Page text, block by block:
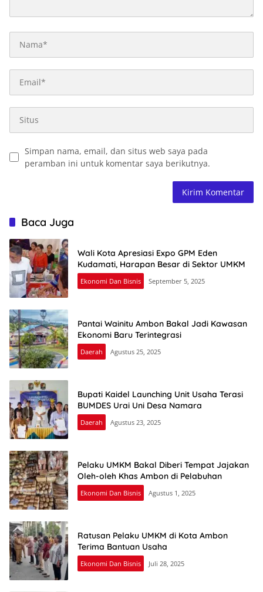
Simpan nama, email, dan situs web saya pada
peramban ini untuk komentar saya berikutnya.
Baca Juga
Wali Kota Apresiasi Expo GPM Eden
Kudamati, Harapan Besar di Sektor UMKM
Ekonomi Dan Bisnis September 5, 2025
Pantai Wainitu Ambon Bakal Jadi Kawasan
Ekonomi Baru Terintegrasi
Daerah Agustus 25, 2025
Bupati Kaidel Launching Unit Usaha Terasi
BUMDES Urai Uni Desa Namara
Daerah Agustus 23, 2025
Pelaku UMKM Bakal Diberi Tempat Jajakan
Oleh-oleh Khas Ambon di Pelabuhan
Ekonomi Dan Bisnis Agustus 1, 2025
Ratusan Pelaku UMKM di Kota Ambon
Terima Bantuan Usaha
Ekonomi Dan Bisnis Juli 28, 2025